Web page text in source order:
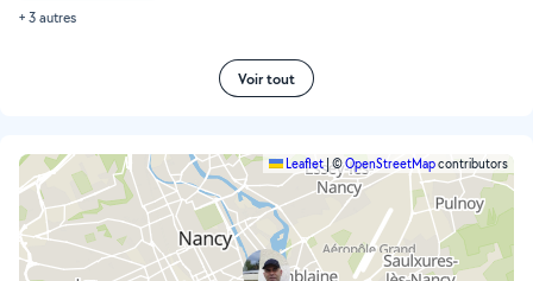
+ 3 autres
Voir tout
Leaflet|©OpenStreetMapcontributors